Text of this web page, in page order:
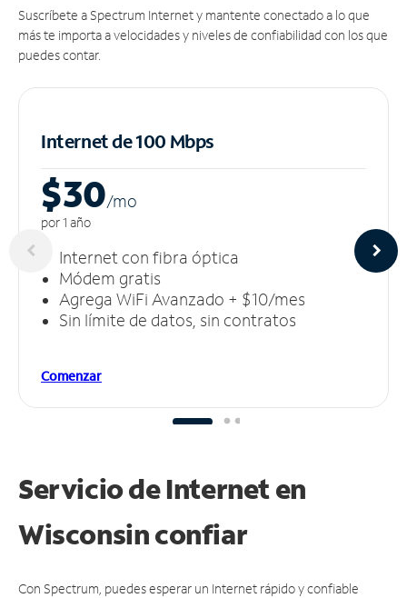
Suscríbete a Spectrum Internet y mantente conectado a lo que
más te importa a velocidades y niveles de confiabilidad con los que
puedes contar.
Internet de 100 Mbps
$30/mo
por 1 año
Internet con fibra óptica
Módem gratis
Agrega WiFi Avanzado + $10/mes
Sin límite de datos, sin contratos
Comenzar
Servicio de Internet en
Wisconsinconfiar
Con Spectrum, puedes esperar un Internet rápido y confiable